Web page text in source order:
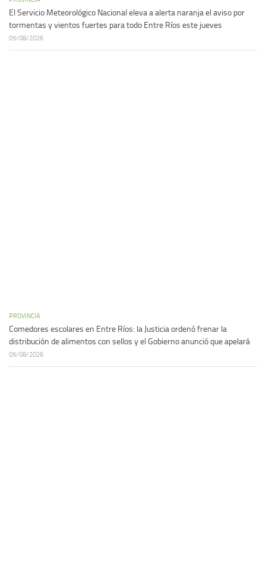
El Servicio Meteorológico Nacional eleva a alerta naranja el aviso por
tormentas y vientos fuertes para todo Entre Ríos este jueves
05/08/2026
PROVINCIA
Comedores escolares en Entre Ríos: la Justicia ordenó frenar la
distribución de alimentos con sellos y el Gobierno anunció que apelará
05/08/2026